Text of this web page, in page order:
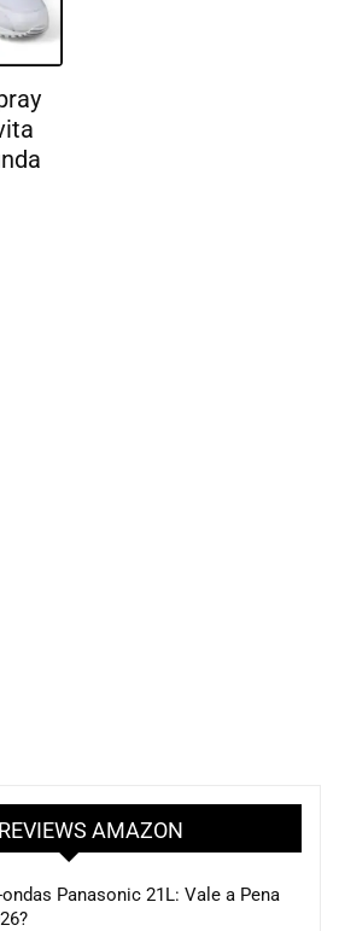
REVIEWS AMAZON
Panasonic 21L: Vale a Pena